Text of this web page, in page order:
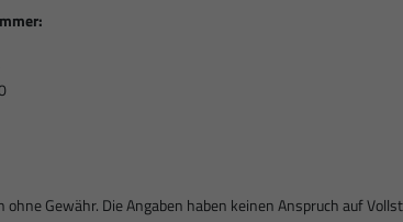
ohne Gewähr. Die Angaben haben keinen Anspruch auf